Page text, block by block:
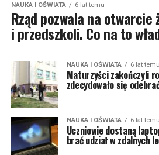
NAUKA I OŚWIATA 6 lat temu
Rząd pozwala na otwarcie
i przedszkoli. Co na to
NAUKA I OŚWIATA 6 lat temu
Maturzyści zakończyli
zdecydowało się
NAUKA I OŚWIATA 6 lat temu
Uczniowie dostaną
brać udział w zdalnych